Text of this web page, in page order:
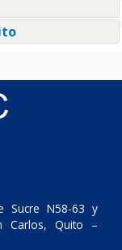
Sucre N58-63 y
Carlos, Quito –